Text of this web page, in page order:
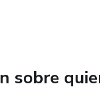
sobre